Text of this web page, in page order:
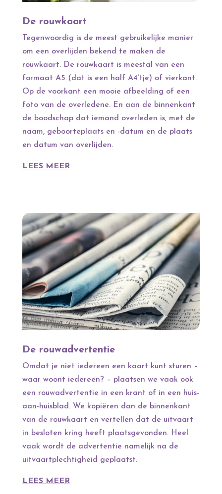
De rouwkaart
Tegenwoordig is de meest gebruikelijke manier
om een overlijden bekend te maken de
rouwkaart. De rouwkaart is meestal van een
formaat A5 (dat is een half A4’tje) of vierkant.
Op de voorkant een mooie afbeelding of een
foto van de overledene. En aan de binnenkant
de boodschap dat iemand overleden is, met de
naam, geboorteplaats en -datum en de plaats
en datum van overlijden.
LEES MEER
De rouwadvertentie
Omdat je niet iedereen een kaart kunt sturen –
waar woont iedereen? – plaatsen we vaak ook
een rouwadvertentie in een krant of in een huis-
aan-huisblad. We kopiëren dan de binnenkant
van de rouwkaart en vertellen dat de uitvaart
in besloten kring heeft plaatsgevonden. Heel
vaak wordt de advertentie namelijk na de
uitvaartplechtigheid geplaatst.
LEES MEER